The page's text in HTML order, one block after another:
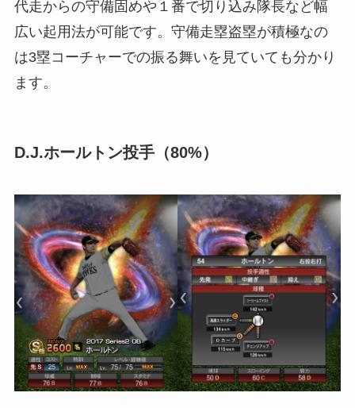
代走からの守備固めや１番で切り込み隊長など幅
広い起用法が可能です。守備走塁盗塁が積極なの
は3塁コーチャーでの振る舞いを見ていても分かり
ます。
D.J.ホールトン投手（80%）